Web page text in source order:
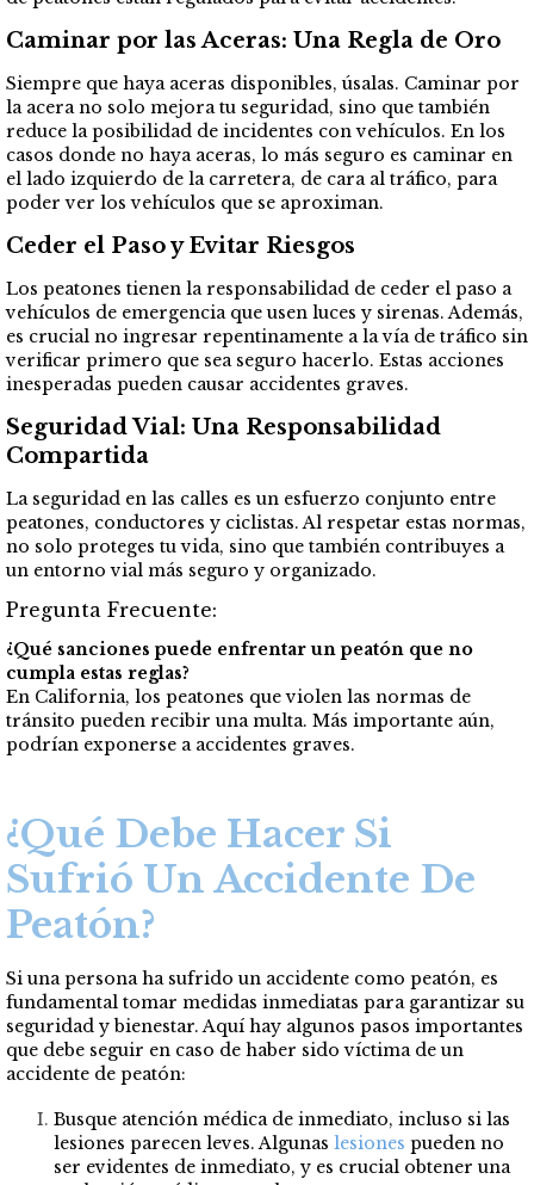
Caminar por las Aceras: Una Regla de Oro
Siempre que haya aceras disponibles, úsalas. Caminar por
la acera no solo mejora tu seguridad, sino que también
reduce la posibilidad de incidentes con vehículos. En los
casos donde no haya aceras, lo más seguro es caminar en
el lado izquierdo de la carretera, de cara al tráfico, para
poder ver los vehículos que se aproximan.
Ceder el Paso y Evitar Riesgos
Los peatones tienen la responsabilidad de ceder el paso a
vehículos de emergencia que usen luces y sirenas. Además,
es crucial no ingresar repentinamente a la vía de tráfico sin
verificar primero que sea seguro hacerlo. Estas acciones
inesperadas pueden causar accidentes graves.
Seguridad Vial: Una Responsabilidad
Compartida
La seguridad en las calles es un esfuerzo conjunto entre
peatones, conductores y ciclistas. Al respetar estas normas,
no solo proteges tu vida, sino que también contribuyes a
un entorno vial más seguro y organizado.
Pregunta Frecuente:
¿Qué sanciones puede enfrentar un peatón que no
cumpla estas reglas?
En California, los peatones que violen las normas de
tránsito pueden recibir una multa. Más importante aún,
podrían exponerse a accidentes graves.
¿Qué Debe Hacer Si
Sufrió Un Accidente De
Peatón?
Si una persona ha sufrido un accidente como peatón, es
fundamental tomar medidas inmediatas para garantizar su
seguridad y bienestar. Aquí hay algunos pasos importantes
que debe seguir en caso de haber sido víctima de un
accidente de peatón:
Busque atención médica de inmediato, incluso si las
lesiones parecen leves. Algunas lesiones pueden no
ser evidentes de inmediato, y es crucial obtener una